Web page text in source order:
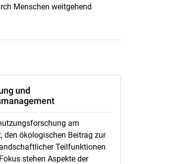
Menschen weitgehend
und
am
den ökologischen Beitrag zur
Teilfunktionen
stehen Aspekte der